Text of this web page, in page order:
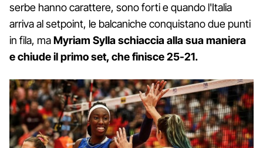
serbe hanno carattere, sono forti e quando l'Italia
arriva al setpoint, le balcaniche conquistano due punti
in fila, maMyriam Sylla schiaccia alla sua maniera
e chiude il primo set, che finisce 25-21.